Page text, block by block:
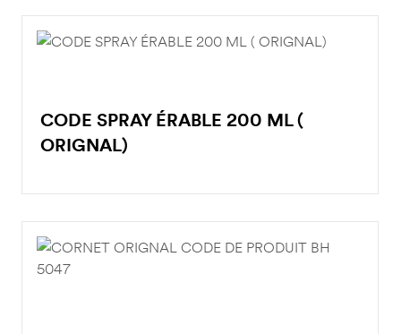
CODE SPRAY ÉRABLE 200 ML (
ORIGNAL)